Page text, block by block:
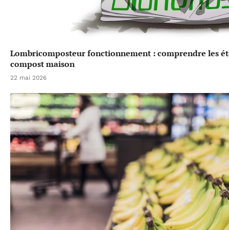
Lombricomposteur fonctionnement : comprendre les
compost maison
22 mai 2026